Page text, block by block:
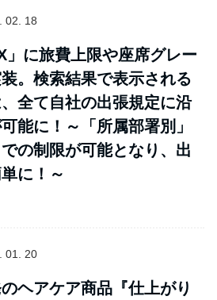
02. 18
」に旅費上限や座席グレー
。検索結果で表示される
全て自社の出張規定に沿
能に！～「所属部署別」
での制限が可能となり、出
に！～
01. 20
ヘアケア商品『仕上がり